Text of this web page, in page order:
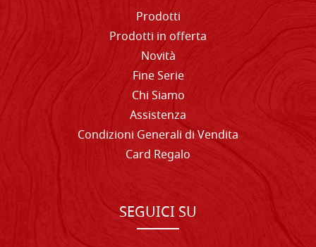
Prodotti
Prodotti in offerta
Novità
Fine Serie
Chi Siamo
Assistenza
Condizioni Generali di Vendita
Card Regalo
SEGUICI SU